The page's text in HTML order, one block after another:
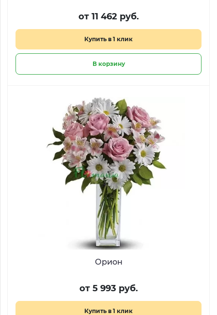
от 11 462 руб.
Купить в 1 клик
В корзину
Орион
от 5 993 руб.
Купить в 1 клик